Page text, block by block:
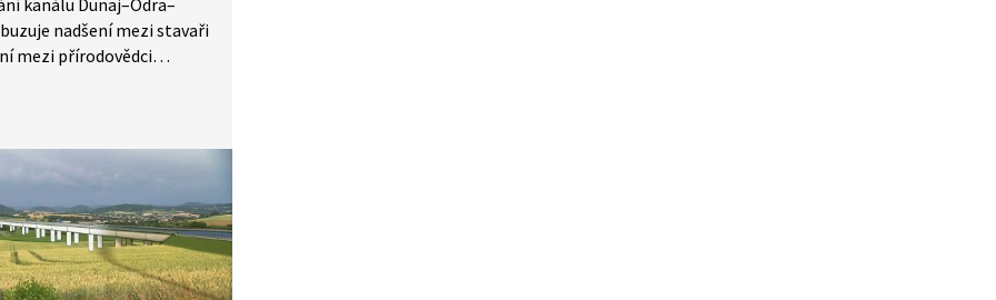
kanálu Dunaj–Odra–
nadšení mezi stavaři
mezi přírodovědci
upozorňují
dopady na říční
například lužní lesy.
se zpracovatelem studie
vodního koridoru
M. Pavlem
Martin Rulík tyto